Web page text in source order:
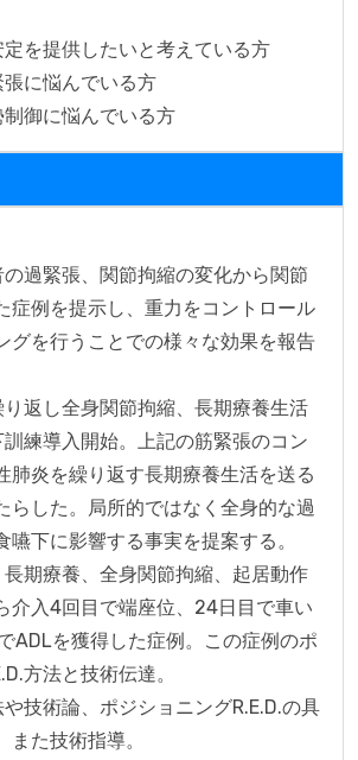
を提供したいと考えている方
に悩んでいる方
御に悩んでいる方
過緊張、関節拘縮の変化から関節
症例を提示し、重力をコントロール
グを行うことでの様々な効果を報告
返し全身関節拘縮、長期療養生活
練導入開始。上記の筋緊張のコン
肺炎を繰り返す長期療養生活を送る
らした。局所的ではなく全身的な過
嚥下に影響する事実を提案する。
期療養、全身関節拘縮、起居動作
介入4回目で端座位、24日目で車い
ADLを獲得した症例。この症例のポ
方法と技術伝達。
技術論、ポジショニングR.E.D.の具
た技術指導。